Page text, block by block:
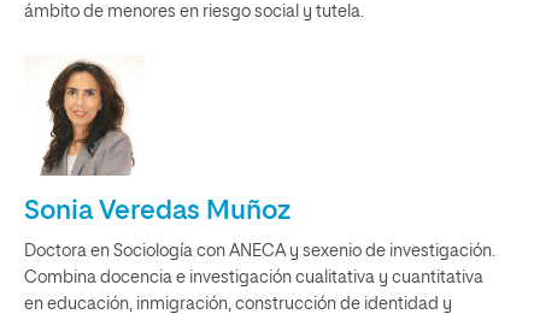
ámbito de menores en riesgo social y tutela.
Sonia Veredas Muñoz
Doctora en Sociología con ANECA y sexenio de investigación.
Combina docencia e investigación cualitativa y cuantitativa
en educación, inmigración, construcción de identidad y